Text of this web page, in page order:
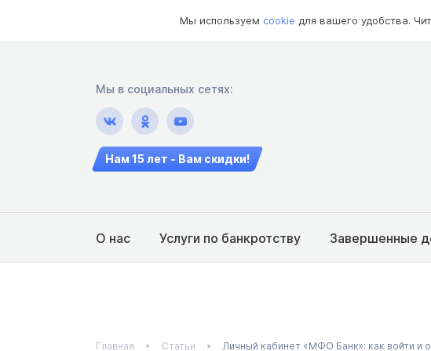
Мы используем cookie для вашего удобства.
Мы в социальных сетях:
Нам 15 лет - Вам скидки!
О нас Услуги по банкротству Завершенные
Главная Статьи Личный кабинет «МФО Банк»: как войти и